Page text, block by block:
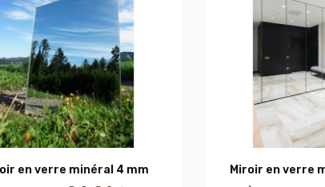
AJOUTER AU PANIER
en verre minéral 4 mm AJOUTER
Miroir en verre